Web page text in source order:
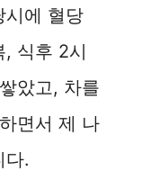
시에 혈당
, 식후 2시
았고, 차를
면서 제 나
다.